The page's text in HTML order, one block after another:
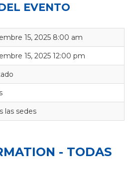
EVENTO
15, 2025 8:00 am
15, 2025 12:00 pm
las sedes
- TODAS